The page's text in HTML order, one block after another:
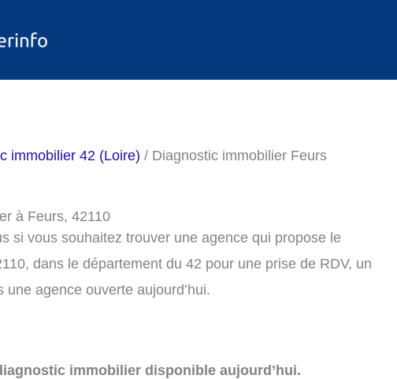
immobilier 42 (Loire) / Diagnostic immobilier Feurs
à Feurs, 42110
si vous souhaitez trouver une agence qui propose le
dans le département du 42 pour une prise de RDV, un
agence ouverte aujourd’hui.
immobilier disponible aujourd’hui.